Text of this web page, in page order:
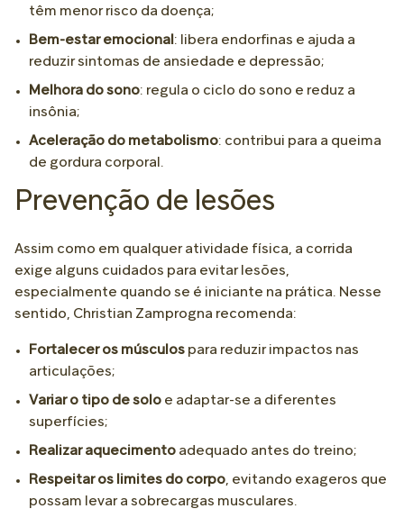
têm menor risco da doença;
Bem-estar emocional : libera endorfinas e ajuda a
reduzir sintomas de ansiedade e depressão;
Melhora do sono: regula o ciclo do sono e reduz a
insônia;
Aceleração do metabolismo: contribui para a queima
de gordura corporal.
Prevenção de lesões
Assim como em qualquer atividade física, a corrida
exige alguns cuidados para evitar lesões,
especialmente quando se é iniciante na prática. Nesse
sentido, Christian Zamprogna recomenda:
Fortalecer os músculos para reduzir impactos nas
articulações;
Variar o tipo de solo e adaptar-se a diferentes
superfícies;
Realizar aquecimento adequado antes do treino;
Respeitar os limites do corpo, evitando exageros que
possam levar a sobrecargas musculares.